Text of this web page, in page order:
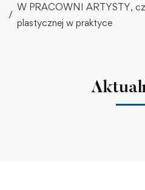
W PRACOWNI ARTYSTY,
plastycznej w praktyce